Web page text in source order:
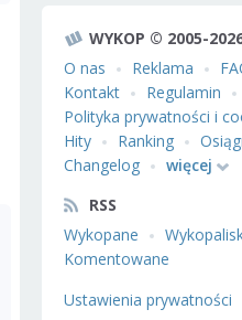
WYKOP © 2005-
O nas
Reklama
Kontakt
Regulamin
Polityka prywatności i
Hity
Ranking
Changelog
więcej
RSS
Wykopane
Komentowane
Ustawienia prywatności